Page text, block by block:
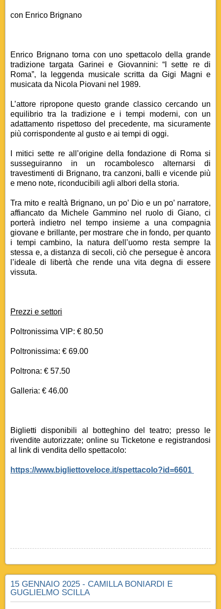
con Enrico Brignano
Enrico Brignano torna con uno spettacolo della grande
tradizione targata Garinei e Giovannini: “I sette re di
Roma”, la leggenda musicale scritta da Gigi Magni e
musicata da Nicola Piovani nel 1989.
L’attore ripropone questo grande classico cercando un
equilibrio tra la tradizione e i tempi moderni, con un
adattamento rispettoso del precedente, ma sicuramente
più corrispondente al gusto e ai tempi di oggi.
I mitici sette re all’origine della fondazione di Roma si
susseguiranno in un rocambolesco alternarsi di
travestimenti di Brignano, tra canzoni, balli e vicende più
e meno note, riconducibili agli albori della storia.
Tra mito e realtà Brignano, un po’ Dio e un po’ narratore,
affiancato da Michele Gammino nel ruolo di Giano, ci
porterà indietro nel tempo insieme a una compagnia
giovane e brillante, per mostrare che in fondo, per quanto
i tempi cambino, la natura dell’uomo resta sempre la
stessa e, a distanza di secoli, ciò che persegue è ancora
l’ideale di libertà che rende una vita degna di essere
vissuta.
Prezzi e settori
Poltronissima VIP: € 80.50
Poltronissima: € 69.00
Poltrona: € 57.50
Galleria: € 46.00
Biglietti disponibili al botteghino del teatro; presso le
rivendite autorizzate; online su Ticketone e registrandosi
al link di vendita dello spettacolo:
https://www.bigliettoveloce.it/spettacolo?id=6601
15 GENNAIO 2025 - CAMILLA BONIARDI E
GUGLIELMO SCILLA